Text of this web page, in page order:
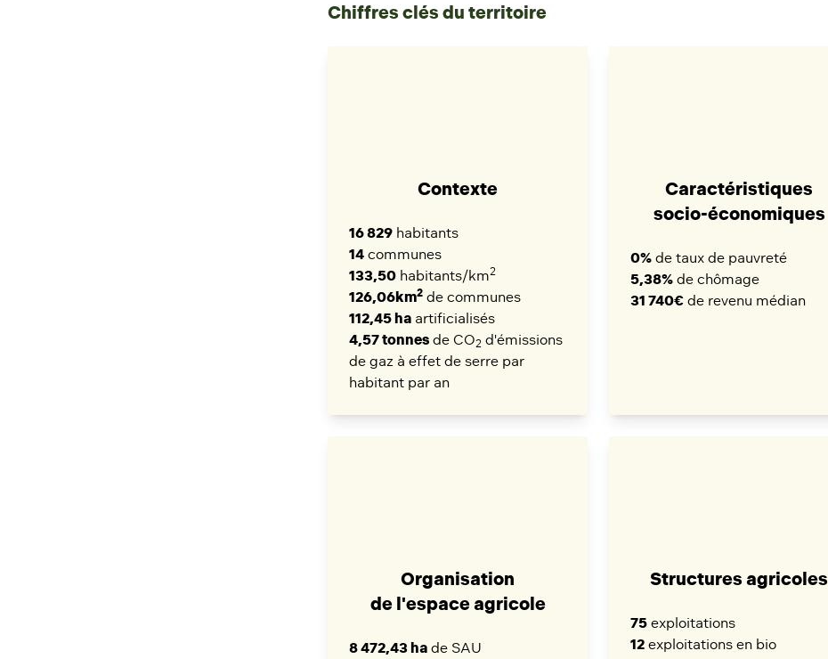
Chiffres clés du territoire
Contexte
16 829 habitants
14 communes
133,50 habitants/km2
126,06km2 de communes
112,45 ha artificialisés
4,57 tonnes de CO2 d'émissions
de gaz à effet de serre par
habitant par an
Caractéristiques
socio-économiques
0% de taux de pauvreté
5,38% de chômage
31 740€ de revenu médian
Organisation
de l'espace agricole
8 472,43 ha de SAU
Structures agricoles
75 exploitations
12 exploitations en bio